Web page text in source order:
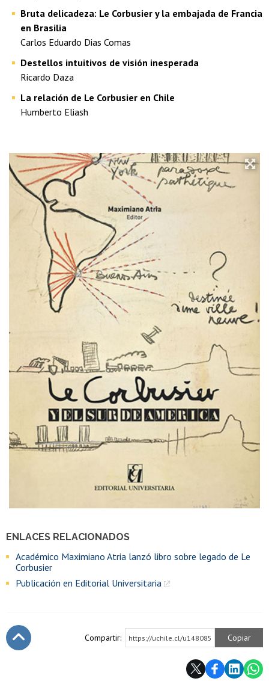
ENLACES RELACIONADOS
Académico Maximiano Atria lanzó libro sobre legado de Le
Corbusier
Publicación en Editorial Universitaria
Bruta delicadeza: Le Corbusier y la embajada de Francia
en Brasilia
Carlos Eduardo Dias Comas
Destellos intuitivos de visión inesperada
Ricardo Daza
La relación de Le Corbusier en Chile
Humberto Eliash
Compartir: https://uchile.cl/u148085 Copiar